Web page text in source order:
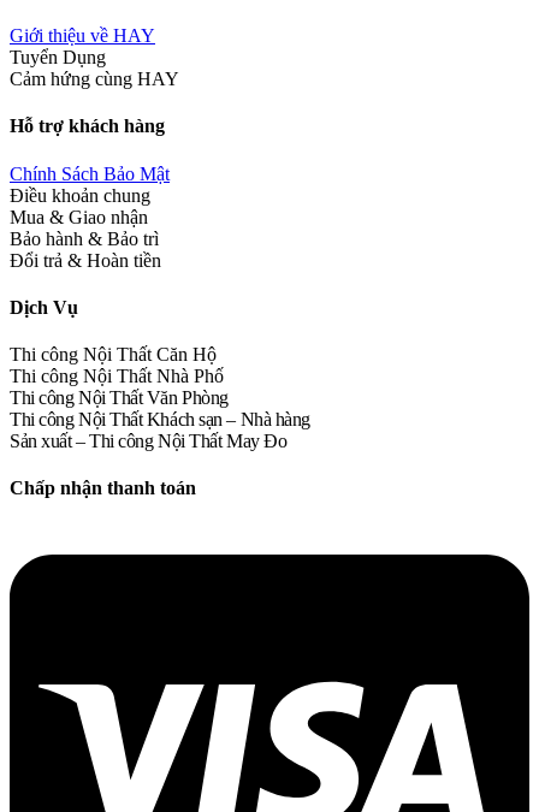
Giới thiệu về HAY
Tuyển Dụng
Cảm hứng cùng HAY
Hỗ trợ khách hàng
Chính Sách Bảo Mật
Điều khoản chung
Mua & Giao nhận
Bảo hành & Bảo trì
Đổi trả & Hoàn tiền
Dịch Vụ
Thi công Nội Thất Căn Hộ
Thi công Nội Thất Nhà Phố
Thi công Nội Thất Văn Phòng
Thi công Nội Thất Khách sạn – Nhà hàng
Sản xuất – Thi công Nội Thất May Đo
Chấp nhận thanh toán